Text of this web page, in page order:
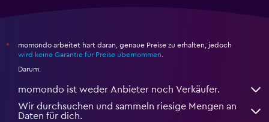
*
momondo arbeitet hart daran, genaue Preise zu erhalten, jedoch
wird keine Garantie für Preise übernommen.
Darum:
momondo ist weder Anbieter noch Verkäufer.
Wir durchsuchen und sammeln riesige Mengen an
Daten für dich.